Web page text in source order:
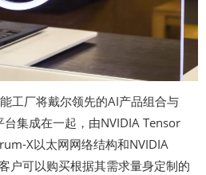
工厂将戴尔领先的AI产品组合与
集成在一起，由NVIDIA Tensor
X以太网网络结构和NVIDIA
户可以购买根据其需求量身定制的